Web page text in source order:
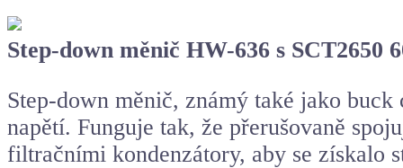
Step-down měnič HW-636 s SCT2650
Step-down měnič, známý také jako
napětí. Funguje tak, že přerušovaně
filtračními kondenzátory, aby se získalo